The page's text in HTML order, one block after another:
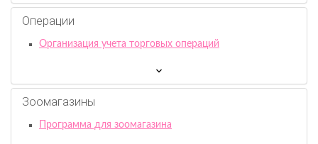
Операции
Организация учета торговых операций
Зоомагазины
Программа для зоомагазина